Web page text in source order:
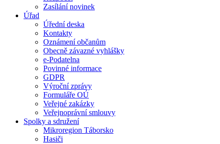
Zasílání novinek
Úřad
Úřední deska
Kontakty
Oznámení občanům
Obecně závazné vyhlášky
e-Podatelna
Povinné informace
GDPR
Výroční zprávy
Formuláře OÚ
Veřejné zakázky
Veřejnoprávní smlouvy
Spolky a sdružení
Mikroregion Táborsko
Hasiči